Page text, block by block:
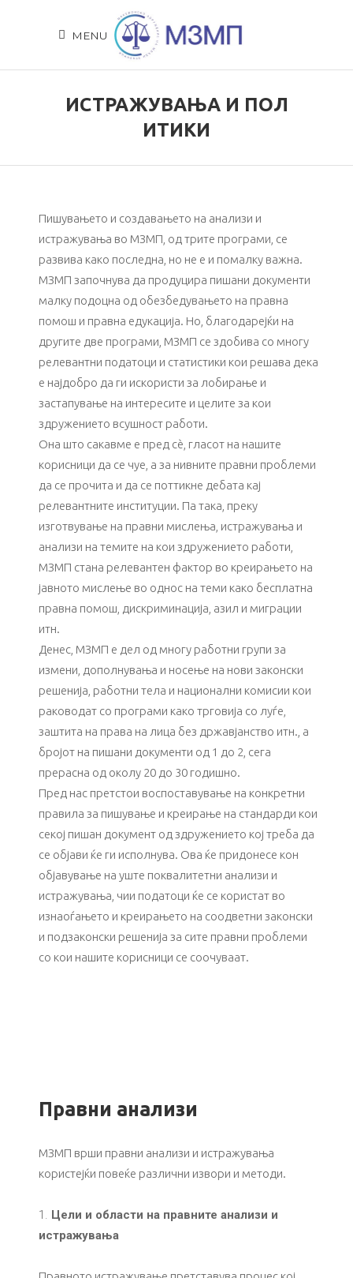
MENU
ИСТРАЖУВАЊА И ПОЛ
ИТИКИ
Пишувањето и создавањето на анализи и
истражувања во МЗМП, од трите програми, се
развива како последна, но не е и помалку важна.
МЗМП започнува да продуцира пишани документи
малку подоцна од обезбедувањето на правна
помош и правна едукација. Но, благодарејќи на
другите две програми, МЗМП се здобива со многу
релевантни податоци и статистики кои решава дека
е најдобро да ги искористи за лобирање и
застапување на интересите и целите за кои
здружението всушност работи.
Она што сакавме е пред сè, гласот на нашите
корисници да се чуе, а за нивните правни проблеми
да се прочита и да се поттикне дебата кај
релевантните институции. Па така, преку
изготвување на правни мислења, истражувања и
анализи на темите на кои здружението работи,
МЗМП стана релевантен фактор во креирањето на
јавното мислење во однос на теми како бесплатна
правна помош, дискриминација, азил и миграции
итн.
Денес, МЗМП е дел од многу работни групи за
измени, дополнувања и носење на нови законски
решенија, работни тела и национални комисии кои
раководат со програми како трговија со луѓе,
заштита на права на лица без државјанство итн., а
бројот на пишани документи од 1 до 2, сега
прерасна од околу 20 до 30 годишно.
Пред нас претстои воспоставување на конкретни
правила за пишување и креирање на стандарди кои
секој пишан документ од здружението кој треба да
се објави ќе ги исполнува. Ова ќе придонесе кон
објавување на уште поквалитетни анализи и
истражувања, чии податоци ќе се користат во
изнаоѓањето и креирањето на соодветни законски
и подзаконски решенија за сите правни проблеми
со кои нашите корисници се соочуваат.
Правни анализи
МЗМП врши правни анализи и истражувања
користејќи повеќе различни извори и методи.
Цели и области на правните анализи и
истражувања